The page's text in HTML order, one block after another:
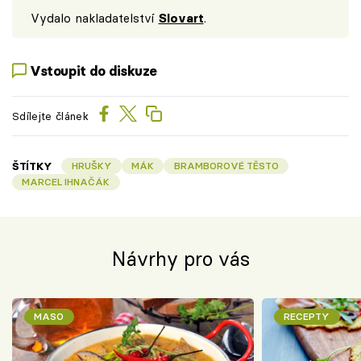
Vydalo nakladatelství Slovart.
Vstoupit do diskuze
Sdílejte článek
ŠTÍTKY HRUŠKY MÁK
BRAMBOROVÉ TĚSTO
MARCEL IHNAČÁK
Návrhy pro vás
MASO RECEPTY